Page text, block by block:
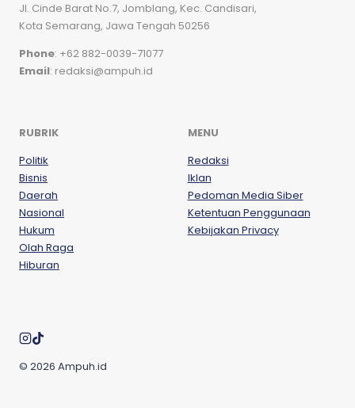
Jl. Cinde Barat No.7, Jomblang, Kec. Candisari,
Kota Semarang, Jawa Tengah 50256
Phone: +62 882-0039-71077
Email: redaksi@ampuh.id
RUBRIK
Politik
Bisnis
Daerah
Nasional
Hukum
Olah Raga
Hiburan
MENU
Redaksi
Iklan
Pedoman Media Siber
Ketentuan Penggunaan
Kebijakan Privacy
© 2026 Ampuh.id